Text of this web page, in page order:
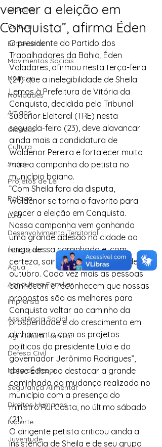
Cidades
Cultura
Entrevistas
Movimentos Sociais
Notícias
Novidades
Artigos
Cidades
Cultura
Saúde
Projetos de Lei
Política
Lula
Desenvolvimento Territorial
Indicação
Água
Agricultura Familiar
Imprensa
Assistência Social
Agricultura Familiar
Defesa Civil
Nota de Pesar
Segurança Alimentar
Direitos Humanos
Esporte
Juventude
vencer a eleição em
Conquista”, afirma Éden
O presidente do Partido dos
Trabalhadores da Bahia, Éden
Valadares, afirmou nesta terça-feira
(24) que a inelegibilidade de Sheila
Lemos à Prefeitura de Vitória da
Conquista, decidida pelo Tribunal
Superior Eleitoral (TRE) nesta
segunda-feira (23), deve alavancar
ainda mais a candidatura de
Waldenor Pereira e fortalecer muito
mais a campanha do petista no
município baiano.
”Com Sheila fora da disputa,
Waldenor se torna o favorito para
vencer a eleição em Conquista.
Nossa campanha vem ganhando
uma grande adesão na cidade ao
longo dessa caminhada e, com
certeza, sairá vitoriosa no dia 6 de
outubro. Cada vez mais as pessoas
conhecem e reconhecem que nossas
propostas são as melhores para
Conquista voltar ao caminho da
prosperidade e do crescimento em
alinhamento com os projetos
políticos do presidente Lula e do
governador Jerônimo Rodrigues”,
disse Éden, ao destacar a grande
caminhada da mudança realizada no
município com a presença do
ministro Rui Costa, no último sábado
(21).
O dirigente petista criticou ainda a
insistência de Sheila e de seu grupo